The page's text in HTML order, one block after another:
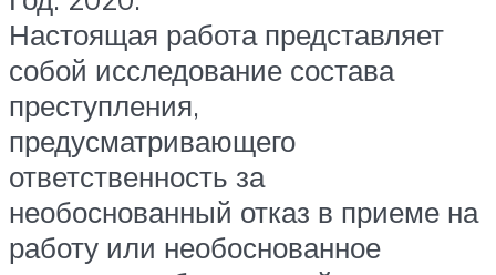
Настоящая работа представляет
собой исследование состава
преступления,
предусматривающего
ответственность за
необоснованный отказ в приеме на
работу или необоснованное